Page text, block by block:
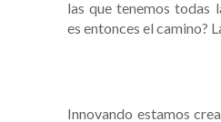
las que tenemos todas
es entonces el camino?
Innovando estamos